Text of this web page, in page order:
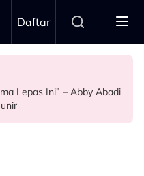
Daftar
Terkejut Dikenali
Lepas Ini” – Abby Abadi
Perfileman Asia Tahun
Enggan Tinggalkan